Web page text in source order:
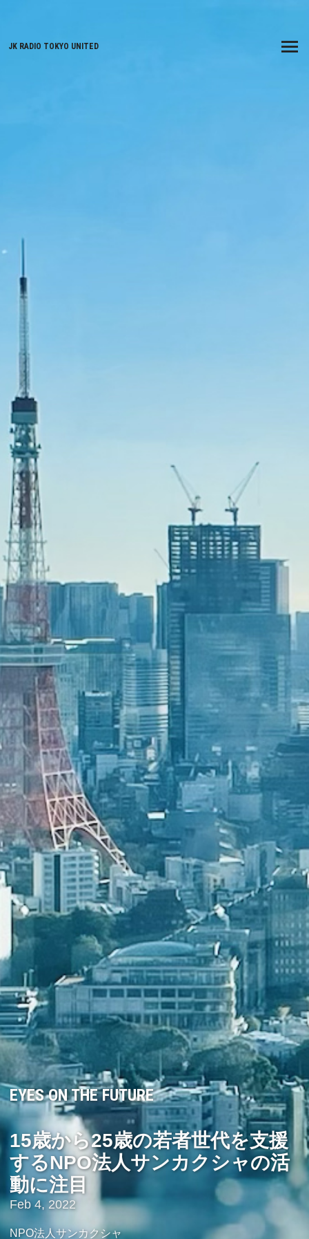
JK RADIO TOKYO UNITED
EYES ON THE FUTURE
15歳から25歳の若者世代を支援
するNPO法人サンカクシャの活
動に注目
Feb 4, 2022
NPO法人サンカクシャ